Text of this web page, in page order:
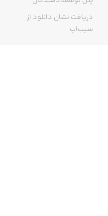
دریافت نشان دانلود از
سیب‌اپ